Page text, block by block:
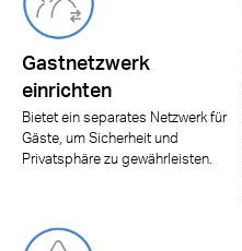
Gastnetzwerk
einrichten
Bietet ein separates Netzwerk für
Gäste, um Sicherheit und
Privatsphäre zu gewährleisten.